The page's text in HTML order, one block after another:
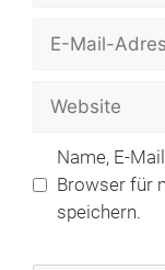
Mail-
Name, E-
Browser für
speichern.